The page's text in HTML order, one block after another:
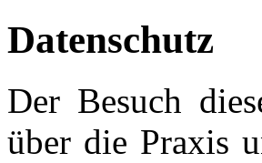
Datenschutz
Der Besuch
über die Praxis